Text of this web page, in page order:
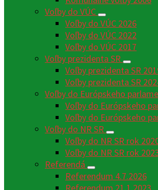
Voľby do VÚC
Voľby do VÚC 2026
Voľby do VÚC 2022
Voľby do VÚC 2017
Voľby prezidenta SR
Voľby prezidenta SR
Voľby prezidenta SR
Voľby do Európskeho
Voľby do Európskeho
Voľby do Európskeho
Voľby do NR SR
Voľby do NR SR rok
Voľby do NR SR rok
Referendá
Referendum 4.7.2026